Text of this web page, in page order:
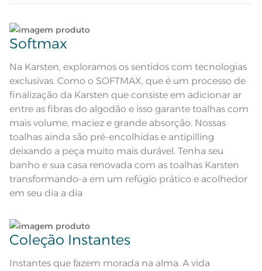
relevo
Composição
Cor Deserto
Itens Inclusos 1 Toalha de Rosto
Medida 48cm x 80cm
Acabamento
encolhido; Antipiling; Tecnologia
Softmax
Lavação a 60ºC; Proibido alvejar;
Observações
nas especificações técnicas do
Lave tipos de tecidos distintos separadamente;
ciclo;
Lave as peças no ciclo leve, suave ou delicado de
sua lavadora;
Enxágue as peças com bastante água;
Utilize a quantidade mínima de amaciante e sabão;
Ao pendurar as toalhas, recomenda-se sacudi-las
bem;;
Leia atentamente as instruções na etiqueta.
Softmax
Na Karsten, exploramos os sentidos com tecnologias
exclusivas. Como o SOFTMAX, que é um processo de
finalização da Karsten que consiste em adicionar ar
entre as fibras do algodão e isso garante toalhas com
mais volume, maciez e grande absorção. Nossas
toalhas ainda são pré-encolhidas e antipilling
deixando a peça muito mais durável. Tenha seu
banho e sua casa renovada com as toalhas Karsten
transformando-a em um refúgio prático e acolhedor
em seu dia a dia
Coleção Instantes
Instantes que fazem morada na alma. A vida